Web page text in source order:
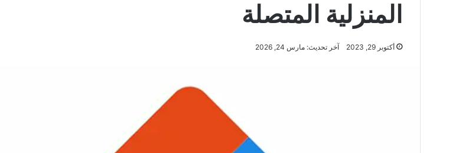
المنزلية المتصلة
أكتوبر 29, 2023 آخر تحديث: مارس 24, 2026